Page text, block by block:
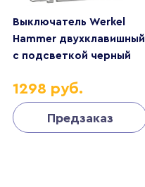
Выключатель Werkel
Hammer двухклавишный
с подсветкой черный
4690389162374
1298 руб.
Предзаказ